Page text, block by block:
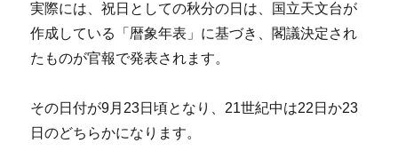
実際には、祝日としての秋分の日は、国立天文台が
作成している「暦象年表」に基づき、閣議決定され
たものが官報で発表されます。
その日付が9月23日頃となり、21世紀中は22日か23
日のどちらかになります。